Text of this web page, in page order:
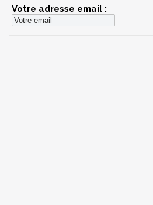
Votre adresse email :